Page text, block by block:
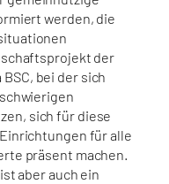
werden, die
der
bei der sich
sich für diese
für alle
präsent machen.
aber auch ein